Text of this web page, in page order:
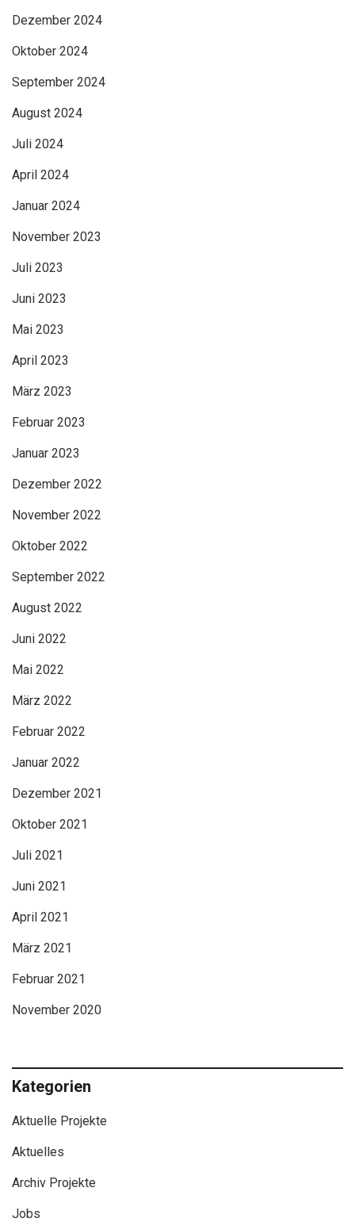
Dezember 2024
Oktober 2024
September 2024
August 2024
Juli 2024
April 2024
Januar 2024
November 2023
Juli 2023
Juni 2023
Mai 2023
April 2023
März 2023
Februar 2023
Januar 2023
Dezember 2022
November 2022
Oktober 2022
September 2022
August 2022
Juni 2022
Mai 2022
März 2022
Februar 2022
Januar 2022
Dezember 2021
Oktober 2021
Juli 2021
Juni 2021
April 2021
März 2021
Februar 2021
November 2020
Kategorien
Aktuelle Projekte
Aktuelles
Archiv Projekte
Jobs